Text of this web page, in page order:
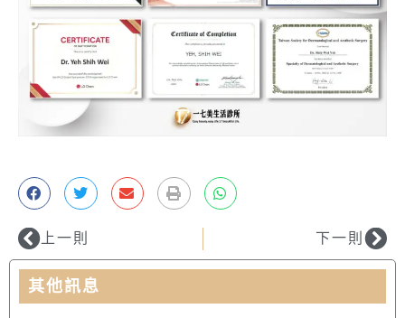
上一則 下一則
其他訊息